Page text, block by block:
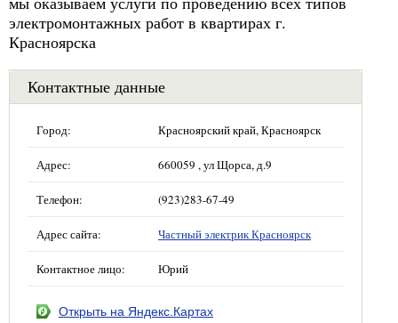
электромонтажных работ в квартирах г.
Красноярска
Контактные данные
Город: Красноярский край, Красноярск
Адрес: 660059 , ул Щорса, д.9
Телефон: (923)283-67-49
Адрес сайта: Частный электрик Красноярск
Контактное лицо: Юрий
Открыть на Яндекс.Картах